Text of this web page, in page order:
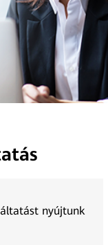
nyújtunk